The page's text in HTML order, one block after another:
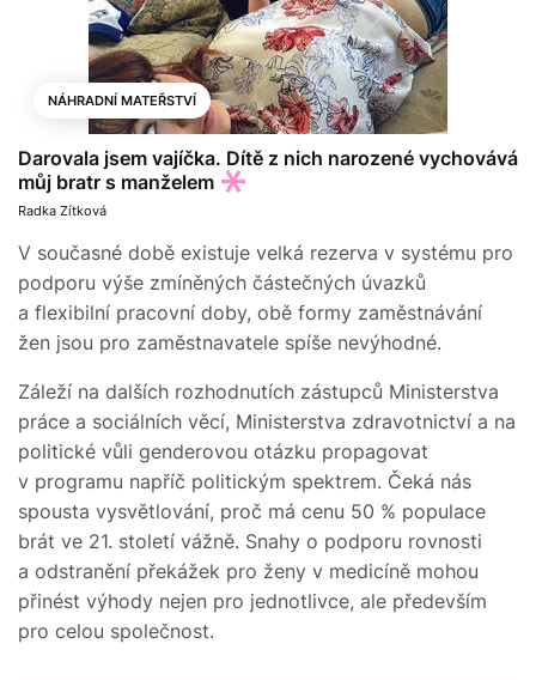
NÁHRADNÍ MATEŘSTVÍ
Darovala jsem vajíčka. Dítě z nich narozené vychovává
můj bratr s manželem
Radka Zítková
V současné době existuje velká rezerva v systému pro
podporu výše zmíněných částečných úvazků
a flexibilní pracovní doby, obě formy zaměstnávání
žen jsou pro zaměstnavatele spíše nevýhodné.
Záleží na dalších rozhodnutích zástupců Ministerstva
práce a sociálních věcí, Ministerstva zdravotnictví a na
politické vůli genderovou otázku propagovat
v programu napříč politickým spektrem. Čeká nás
spousta vysvětlování, proč má cenu 50 % populace
brát ve 21. století vážně. Snahy o podporu rovnosti
a odstranění překážek pro ženy v medicíně mohou
přinést výhody nejen pro jednotlivce, ale především
pro celou společnost.